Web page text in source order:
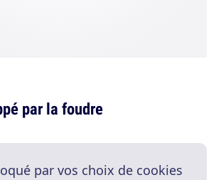
par la foudre
par vos choix de cookies